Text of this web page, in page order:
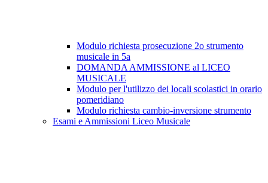
Modulo richiesta prosecuzione 2o strumento
musicale in 5a
DOMANDA AMMISSIONE al LICEO
MUSICALE
Modulo per l'utilizzo dei locali scolastici in orario
pomeridiano
Modulo richiesta cambio-inversione strumento
Esami e Ammissioni Liceo Musicale